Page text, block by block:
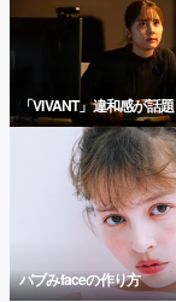
「VIVANT」違和感が話題
バブみfaceの作り方